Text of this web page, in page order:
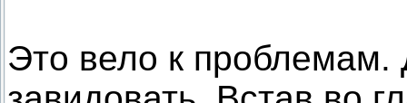
Это вело к проблемам.